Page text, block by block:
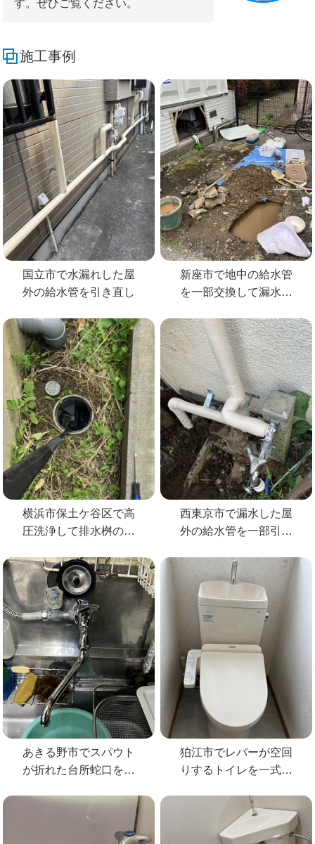
す。ぜひご覧ください。
施工事例
国立市で水漏れした屋
外の給水管を引き直し
新座市で地中の給水管
を一部交換して漏水修
横浜市保土ケ谷区で高
圧洗浄して排水桝の詰
西東京市で漏水した屋
外の給水管を一部引き
あきる野市でスパウト
が折れた台所蛇口を
狛江市でレバーが空回
りするトイレを一式交